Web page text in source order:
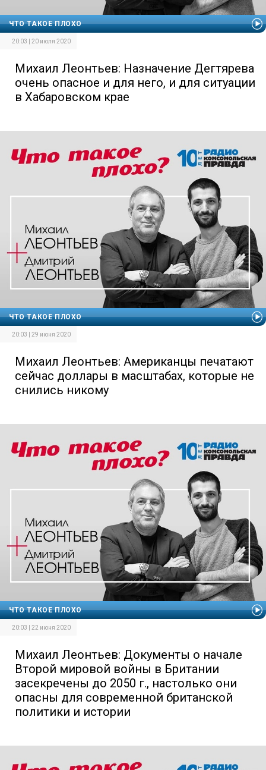
ЧТО ТАКОЕ ПЛОХО
20:03 | 20 июля 2020
Михаил Леонтьев: Назначение Дегтярева
очень опасное и для него, и для ситуации
в Хабаровском крае
ЧТО ТАКОЕ ПЛОХО
20:03 | 29 июня 2020
Михаил Леонтьев: Американцы печатают
сейчас доллары в масштабах, которые не
снились никому
ЧТО ТАКОЕ ПЛОХО
20:03 | 22 июня 2020
Михаил Леонтьев: Документы о начале
Второй мировой войны в Британии
засекречены до 2050 г., настолько они
опасны для современной британской
политики и истории